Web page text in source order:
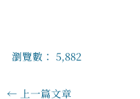
瀏覽數： 5,882
← 上一篇文章